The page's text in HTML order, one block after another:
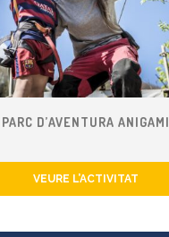
PARC D’AVENTURA ANIGAMI
VEURE L’ACTIVITAT